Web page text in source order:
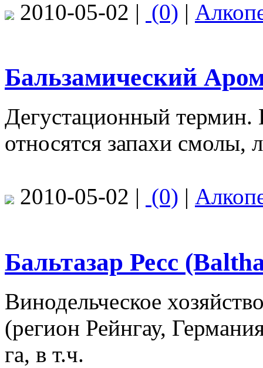
2010-05-02 | (0) |
Бальзамический
Дегустационный термин.
относятся запахи смолы,
2010-05-02 | (0) |
Бальтазар Ресс
Винодельческое
(регион Рейнгау,
га, в т.ч.